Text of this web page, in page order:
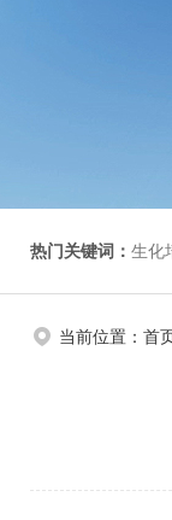
热门关键词： 生化培
当前位置： 首